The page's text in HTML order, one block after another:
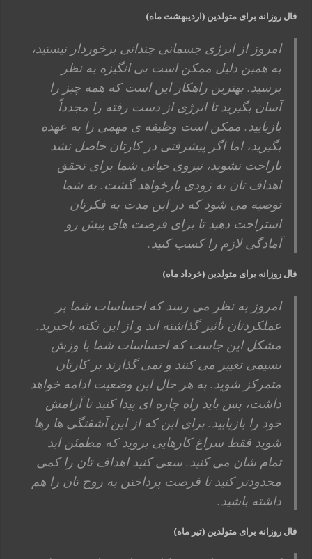
فال روزانه برای متولدین (اردیبهشت ماه)
امروز از انرژی جسمانی چندانی برخوردار نیستید،
به همین دلیل ممکن است بی انگیزه به نظر
برسید. بهترین راهکار این است که همه چیز را
آسان بگیرید تا انرژی از دست رفته را مجدداً
بازیابید. ممکن است وظیفه ی مهمی را به عهده
بگیرید، اما اگر پیشرفتی در کارتان حاصل نشد
ناراحت نشوید، نیروی حیاتی شما برای تحقق
اهداف تان به زودی بازخواهد گشت. به شما
توصیه می شود که در این مدت به فکرتان
استراحت دهید تا برای فرصت های پیش رو
آمادگی لازم را کسب کنید.
فال روزانه برای متولدین (خرداد ماه)
امروز به نظر می رسد که احساسات شما بر
عملکردتان تأثیر گذاشته اند و از این نکته باخبرید.
مشکل این جاست که احساسات شما با وزش
نسیمی تغییر می کنند و نمی گذارند بر کارتان
متمرکز شوید. به هر حال این وضعیت ادامه خواهد
داشت، پس باید راه چاره ای پیدا کنید تا آرامش
خود را بازیابید. برای این که از این آشفتگی ها رها
شوید فقط سراغ کارهایی بروید که مطمئن اید
تمام شان می کنید. سعی کنید اهداف تان را کمی
محدودتر کنید تا فرصت پرداختن به روح تان را هم
داشته باشید.
فال روزانه برای متولدین (تیر ماه)